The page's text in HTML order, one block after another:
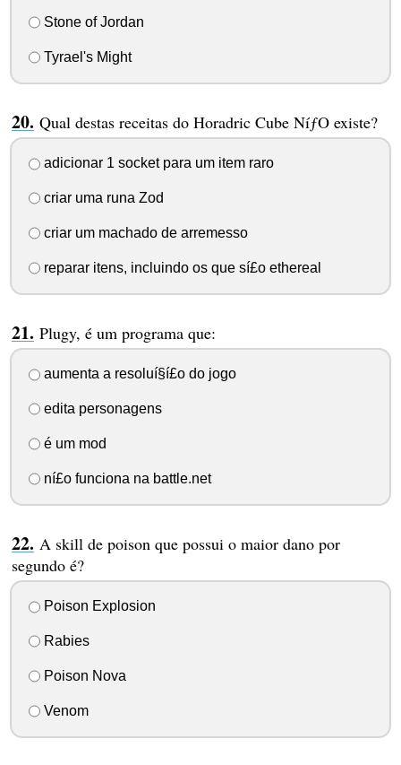
Stone of Jordan
Tyrael's Might
Qual destas receitas do Horadric Cube NíƒO existe?
adicionar 1 socket para um item raro
criar uma runa Zod
criar um machado de arremesso
reparar itens, incluindo os que sí£o ethereal
Plugy, é um programa que:
aumenta a resoluí§í£o do jogo
edita personagens
é um mod
ní£o funciona na battle.net
A skill de poison que possui o maior dano por
segundo é?
Poison Explosion
Rabies
Poison Nova
Venom